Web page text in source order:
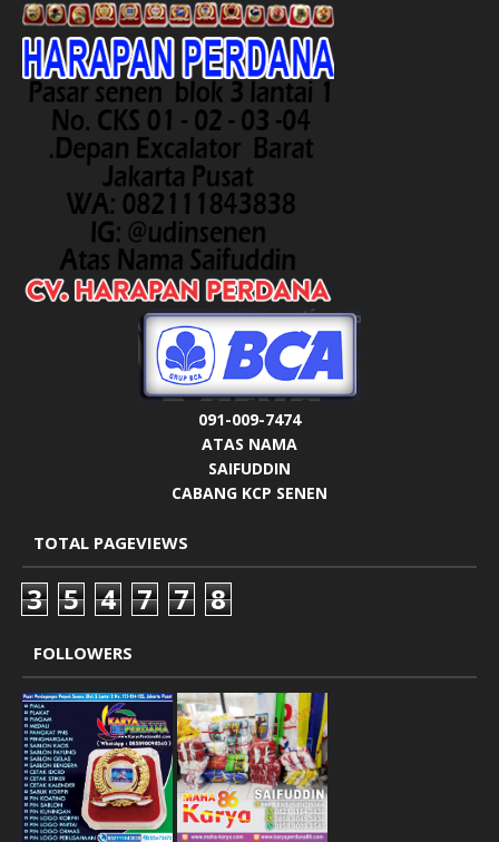
091-009-7474
ATAS NAMA
SAIFUDDIN
CABANG KCP SENEN
TOTAL PAGEVIEWS
3 5 4 7 7 8
FOLLOWERS